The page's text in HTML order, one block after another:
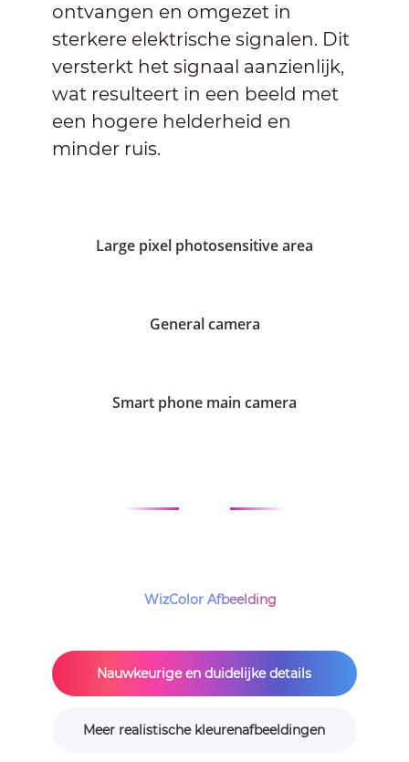
ontvangen en omgezet in
sterkere elektrische signalen. Dit
versterkt het signaal aanzienlijk,
wat resulteert in een beeld met
een hogere helderheid en
minder ruis.
Large pixel photosensitive area
General camera
Smart phone main camera
WizColor Afbeelding
Nauwkeurige en duidelijke details
Meer realistische kleurenafbeeldingen